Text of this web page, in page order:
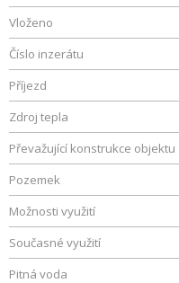
Vloženo
Číslo inzerátu
Příjezd
Zdroj tepla
Převažující konstrukce objektu
Pozemek
Možnosti využití
Současné využití
Pitná voda